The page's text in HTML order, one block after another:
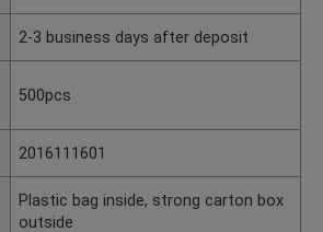
2-3 business days after deposit
500pcs
2016111601
Plastic bag inside, strong carton box
outside